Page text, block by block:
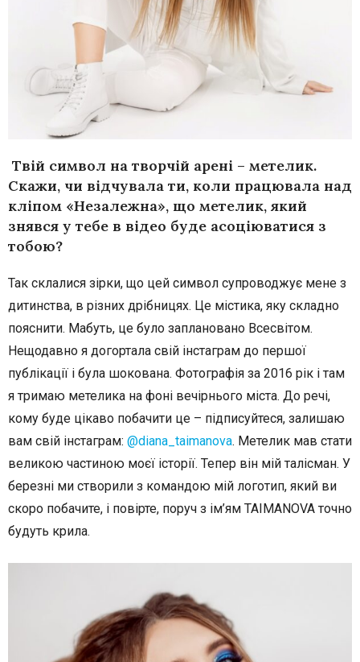
Твій символ на творчій арені – метелик.
Скажи, чи відчувала ти, коли працювала над
кліпом «Незалежна», що метелик, який
знявся у тебе в відео буде асоціюватися з
тобою?
Так склалися зірки, що цей символ супроводжує мене з
дитинства, в різних дрібницях. Це містика, яку складно
пояснити. Мабуть, це було заплановано Всесвітом.
Нещодавно я догортала свій інстаграм до першої
публікації і була шокована. Фотографія за 2016 рік і там
я тримаю метелика на фоні вечірнього міста. До речі,
кому буде цікаво побачити це – підписуйтеся, залишаю
вам свій інстаграм: @diana_taimanova. Метелик мав стати
великою частиною моєї історії. Тепер він мій талісман. У
березні ми створили з командою мій логотип, який ви
скоро побачите, і повірте, поруч з ім’ям TAIMANOVA точно
будуть крила.